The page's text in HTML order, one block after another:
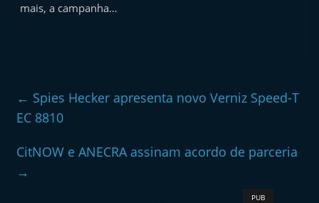
mais, a campanha…
← Spies Hecker apresenta novo Verniz Speed-T
EC 8810
CitNOW e ANECRA assinam acordo de parceria
→
PUB